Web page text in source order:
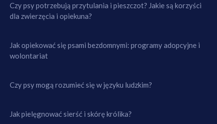
Czy psy potrzebują przytulania i pieszczot? Jakie są korzyści
dla zwierzęcia i opiekuna?
Jak opiekować się psami bezdomnymi: programy adopcyjne i
wolontariat
Czy psy mogą rozumieć się w języku ludzkim?
Jak pielęgnować sierść i skórę królika?